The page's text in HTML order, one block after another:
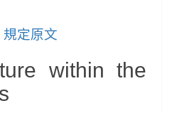
定原文
within the